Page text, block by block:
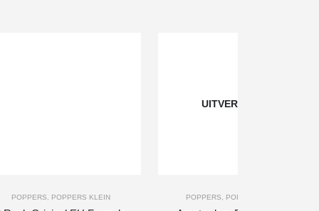
POPPERS POPPERS KLEIN
UITVERKOCHT
POPPERS POPPERS GROOT